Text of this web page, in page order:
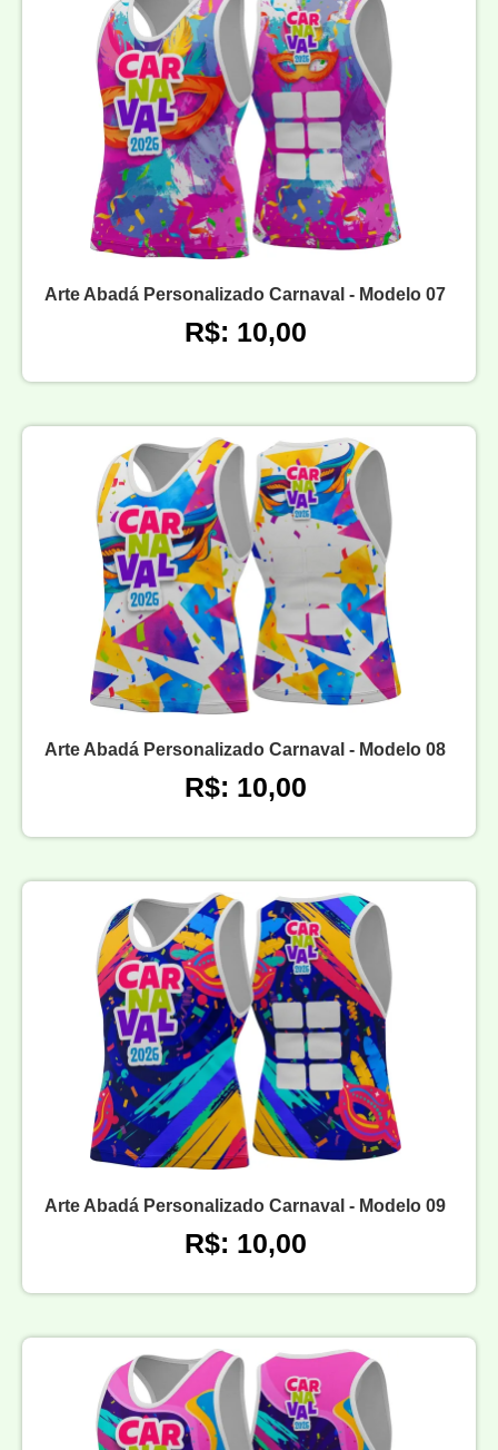
Arte Abadá Personalizado Carnaval - Modelo 07
R$: 10,00
Arte Abadá Personalizado Carnaval - Modelo 08
R$: 10,00
Arte Abadá Personalizado Carnaval - Modelo 09
R$: 10,00